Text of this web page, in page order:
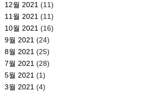
12월 2021(11)
11월 2021(11)
10월 2021(16)
9월 2021(24)
8월 2021(25)
7월 2021(28)
5월 2021(1)
3월 2021(4)